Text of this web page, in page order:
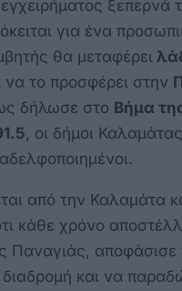
ξεπερνά
για ένα
θα μεταφέρει
να το προσφέρει στην
δήλωσε στο Βήμα
, οι δήμοι
από την Καλαμάτα
κάθε χρόνο
Παναγιάς, αποφάσισε
και να